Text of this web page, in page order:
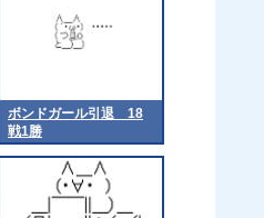
ボンドガール引退 18
戦1勝